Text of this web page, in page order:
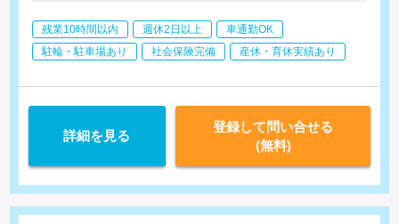
残業10時間以内 週休2日以上
車通勤OK
駐輪・駐車場あり
社会保険完備 産休・育休実績あり
詳細を見る
登録して問い合せる
(無料)